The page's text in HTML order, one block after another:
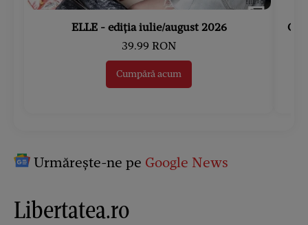
ELLE - ediția iulie/august 2026
39.99 RON
Cumpără acum
Urmărește-ne pe Google News
Libertatea.ro